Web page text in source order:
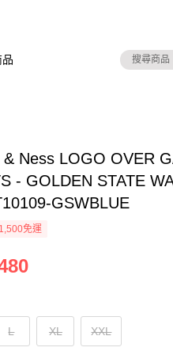
& Ness LOGO OVER
- GOLDEN STATE
GSWBLUE
免運
L XL XXL